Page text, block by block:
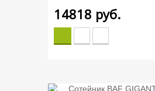
14818 руб.